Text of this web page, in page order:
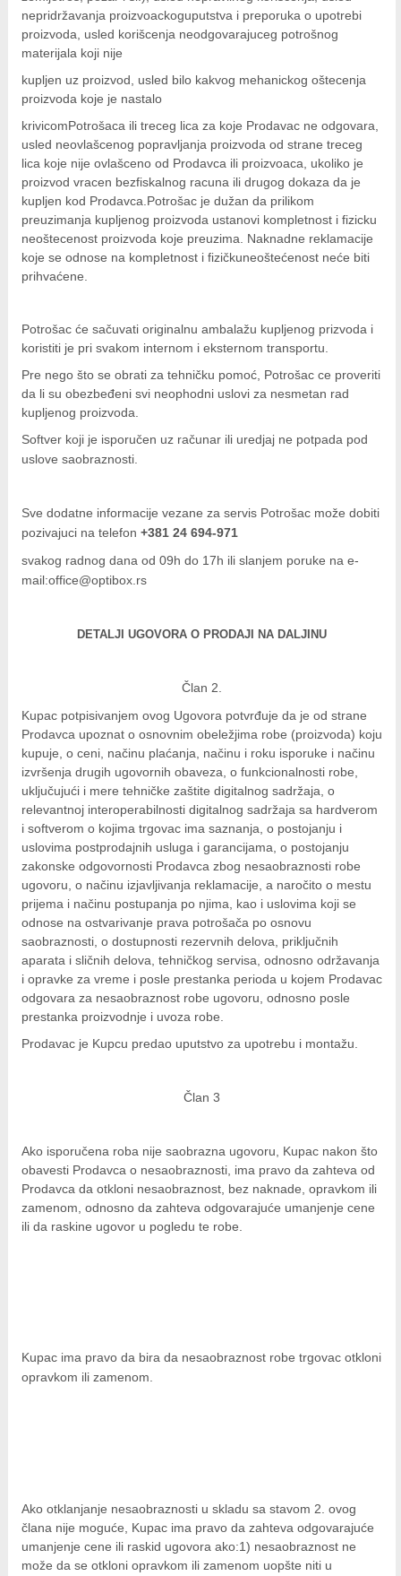
nepridržavanja proizvoackoguputstva i preporuka o upotrebi
proizvoda, usled korišcenja neodgovarajuceg potrošnog
materijala koji nije
kupljen uz proizvod, usled bilo kakvog mehanickog oštecenja
proizvoda koje je nastalo
krivicomPotrošaca ili treceg lica za koje Prodavac ne odgovara,
usled neovlašcenog popravljanja proizvoda od strane treceg
lica koje nije ovlašceno od Prodavca ili proizvoaca, ukoliko je
proizvod vracen bezfiskalnog racuna ili drugog dokaza da je
kupljen kod Prodavca.Potrošac je dužan da prilikom
preuzimanja kupljenog proizvoda ustanovi kompletnost i fizicku
neoštecenost proizvoda koje preuzima. Naknadne reklamacije
koje se odnose na kompletnost i fizičkuneoštećenost neće biti
prihvaćene.
Potrošac će sačuvati originalnu ambalažu kupljenog prizvoda i
koristiti je pri svakom internom i eksternom transportu.
Pre nego što se obrati za tehničku pomoć, Potrošac ce proveriti
da li su obezbeđeni svi neophodni uslovi za nesmetan rad
kupljenog proizvoda.
Softver koji je isporučen uz računar ili uredjaj ne potpada pod
uslove saobraznosti.
Sve dodatne informacije vezane za servis Potrošac može dobiti
pozivajuci na telefon +381 24 694-971
svakog radnog dana od 09h do 17h ili slanjem poruke na e-
mail:office@optibox.rs
DETALJI UGOVORA O PRODAJI NA DALJINU
Član 2.
Kupac potpisivanjem ovog Ugovora potvrđuje da je od strane
Prodavca upoznat o osnovnim obeležjima robe (proizvoda) koju
kupuje, o ceni, načinu plaćanja, načinu i roku isporuke i načinu
izvršenja drugih ugovornih obaveza, o funkcionalnosti robe,
uključujući i mere tehničke zaštite digitalnog sadržaja, o
relevantnoj interoperabilnosti digitalnog sadržaja sa hardverom
i softverom o kojima trgovac ima saznanja, o postojanju i
uslovima postprodajnih usluga i garancijama, o postojanju
zakonske odgovornosti Prodavca zbog nesaobraznosti robe
ugovoru, o načinu izjavljivanja reklamacije, a naročito o mestu
prijema i načinu postupanja po njima, kao i uslovima koji se
odnose na ostvarivanje prava potrošača po osnovu
saobraznosti, o dostupnosti rezervnih delova, priključnih
aparata i sličnih delova, tehničkog servisa, odnosno održavanja
i opravke za vreme i posle prestanka perioda u kojem Prodavac
odgovara za nesaobraznost robe ugovoru, odnosno posle
prestanka proizvodnje i uvoza robe.
Prodavac je Kupcu predao uputstvo za upotrebu i montažu.
Član 3
Ako isporučena roba nije saobrazna ugovoru, Kupac nakon što
obavesti Prodavca o nesaobraznosti, ima pravo da zahteva od
Prodavca da otkloni nesaobraznost, bez naknade, opravkom ili
zamenom, odnosno da zahteva odgovarajuće umanjenje cene
ili da raskine ugovor u pogledu te robe.
Kupac ima pravo da bira da nesaobraznost robe trgovac otkloni
opravkom ili zamenom.
Ako otklanjanje nesaobraznosti u skladu sa stavom 2. ovog
člana nije moguće, Kupac ima pravo da zahteva odgovarajuće
umanjenje cene ili raskid ugovora ako:1) nesaobraznost ne
može da se otkloni opravkom ili zamenom uopšte niti u